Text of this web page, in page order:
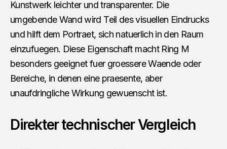
Kunstwerk leichter und transparenter. Die
umgebende Wand wird Teil des visuellen Eindrucks
und hilft dem Portraet, sich natuerlich in den Raum
einzufuegen. Diese Eigenschaft macht Ring M
besonders geeignet fuer groessere Waende oder
Bereiche, in denen eine praesente, aber
unaufdringliche Wirkung gewuenscht ist.
Direkter technischer Vergleich